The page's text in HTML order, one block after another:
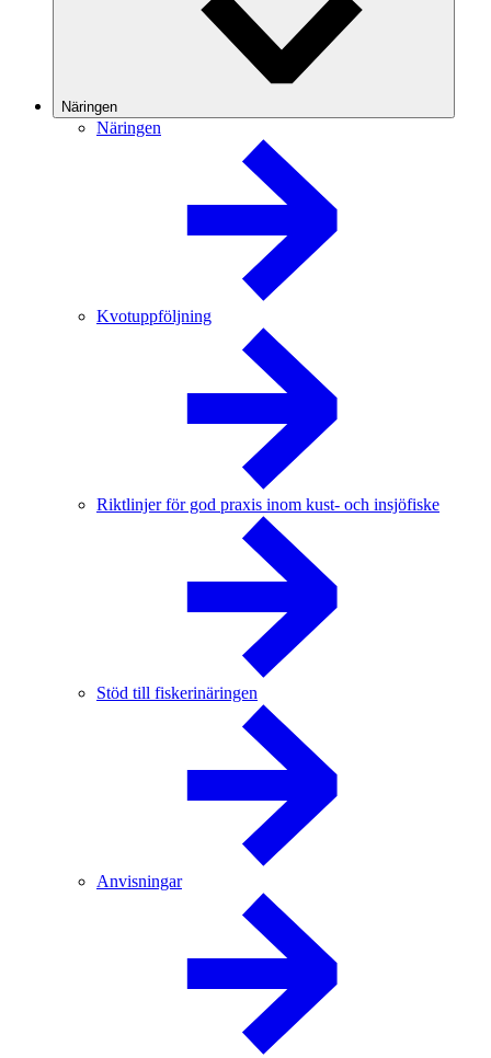
Näringen
Näringen
Kvotuppföljning
Riktlinjer för god praxis inom kust- och insjöfiske
Stöd till fiskerinäringen
Anvisningar